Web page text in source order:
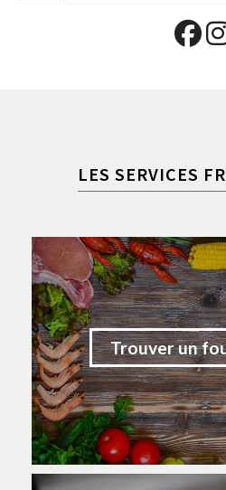
LES SERVICES
Trouver un